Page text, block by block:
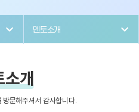
멘토소개
소개
방문해주셔서 감사합니다.